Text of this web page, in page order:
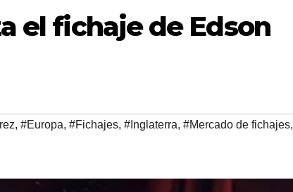
el fichaje de Edson
, #Europa, #Fichajes, #Inglaterra, #Mercado de fichajes,